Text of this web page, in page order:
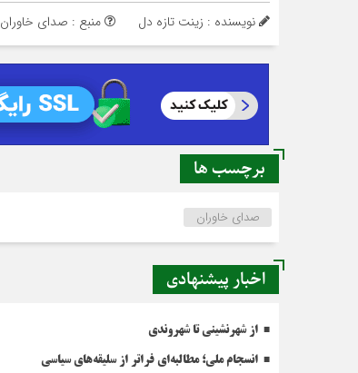
نویسنده : زینت تازه دل منبع : صدای خاوران
برچسب ها
صدای خاوران
اخبار پیشنهادی
از شهرنشینی تا شهروندی
انسجام ملی؛ مطالبه‌ای فراتر از سلیقه‌های سیاسی